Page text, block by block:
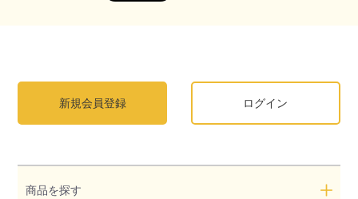
新規会員登録 ログイン
商品を探す